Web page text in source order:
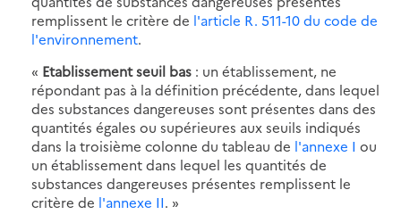
remplissent le critère de l'article R. 511-10 du code de
l'environnement.
« Etablissement seuil bas : un établissement, ne
répondant pas à la définition précédente, dans lequel
des substances dangereuses sont présentes dans des
quantités égales ou supérieures aux seuils indiqués
dans la troisième colonne du tableau de l'annexe I ou
un établissement dans lequel les quantités de
substances dangereuses présentes remplissent le
critère de l'annexe II. »